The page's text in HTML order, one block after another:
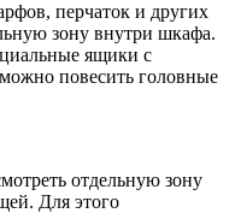
перчаток и других
зону внутри шкафа.
ящики с
повесить головные
отдельную зону
Для этого